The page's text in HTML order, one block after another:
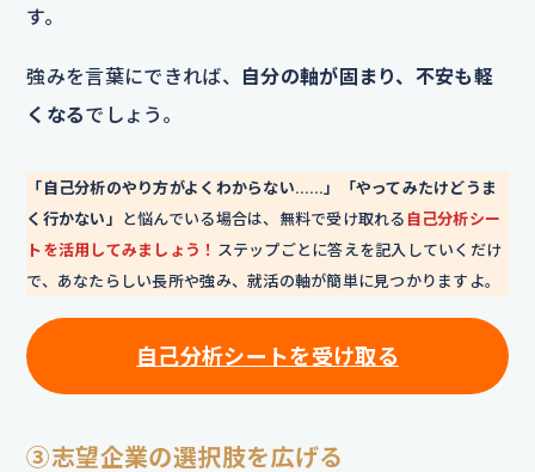
す。
強みを言葉にできれば、
自分の軸が固まり、不安も軽
くなるでしょう。
「自己分析のやり方がよくわからない……」「やってみたけどうま
く行かない」
と悩んでいる場合は、無料で受け取れる 自己分析シー
トを活用してみましょう！ ステップごとに答えを記入していくだけ
で、あなたらしい長所や強み、就活の軸が簡単に見つかりますよ。
自己分析シートを受け取る
③志望企業の選択肢を広げる